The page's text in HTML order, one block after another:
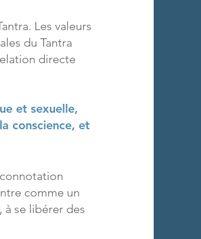
Les valeurs
du Tantra
directe
et sexuelle,
conscience, et
comme un
à se libérer des